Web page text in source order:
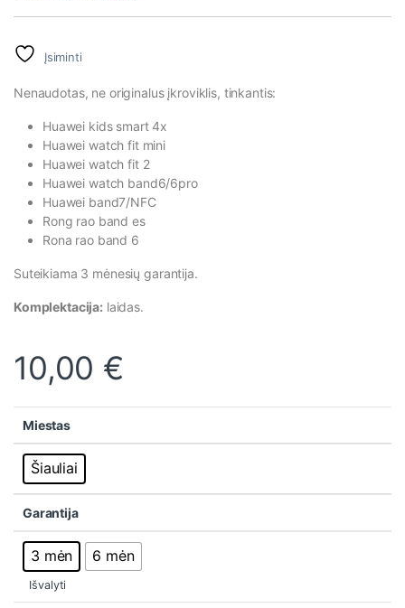
Įsiminti
Nenaudotas, ne originalus įkroviklis, tinkantis:
Huawei kids smart 4x
Huawei watch fit mini
Huawei watch fit 2
Huawei watch band6/6pro
Huawei band7/NFC
Rong rao band es
Rona rao band 6
Suteikiama 3 mėnesių garantija.
Komplektacija: laidas.
10,00 €
Miestas
Šiauliai
Garantija
3 mėn 6 mėn
Išvalyti